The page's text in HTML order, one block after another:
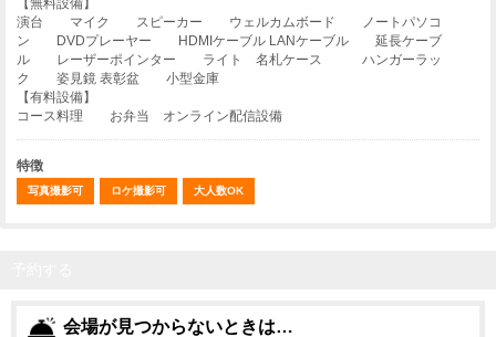
【無料設備】
演台 マイク スピーカー ウェルカムボード ノートパソコ
ン DVDプレーヤー HDMIケーブル LANケーブル 延長ケーブ
ル レーザーポインター ライト 名札ケース ハンガーラッ
ク 姿見鏡 表彰盆 小型金庫
【有料設備】
コース料理 お弁当 オンライン配信設備
特徴
写真撮影可 ロケ撮影可 大人数OK
会場が見つからないときは…